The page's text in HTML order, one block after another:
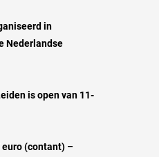
in
Nederlandse
is open van 11-
euro (contant) –